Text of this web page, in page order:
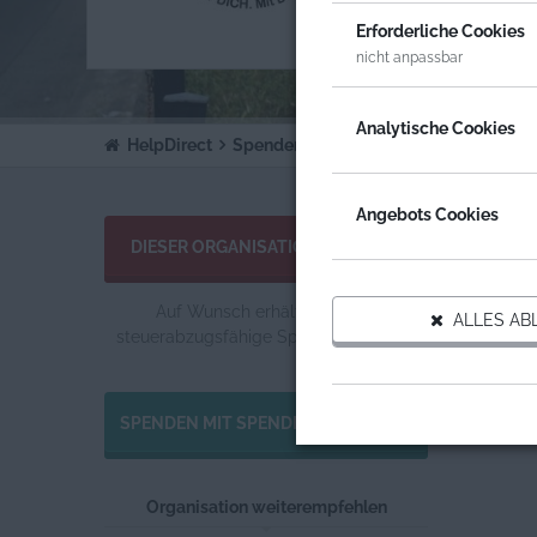
HelpDirect Spenden an Organisationen
DIESER ORGANISATION SPENDEN
steuerabzugsfähige Spendenquittung.
SPENDEN MIT SPENDENGUTSCHEIN
Organisation weiterempfehlen
Plätzen
Freude
Erforderliche Cookies
nicht anpassbar
Analytische Cookies
Angebots Cookies
ALLES